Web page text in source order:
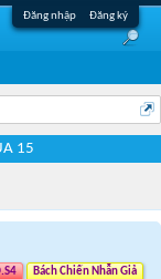
Đăng nhập Đăng ký
15
Bách Chiến Nhẫn Giả